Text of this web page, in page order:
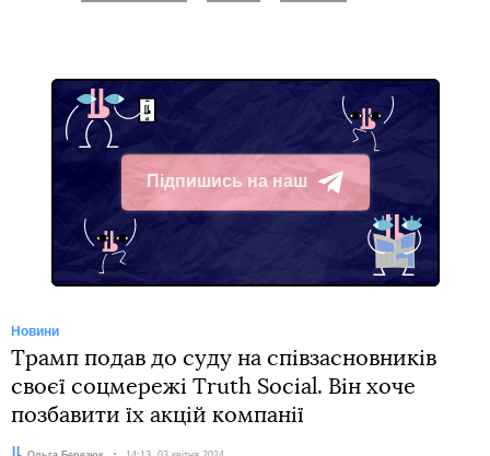
Підпишись на наш
Telegram
Новини
Трамп подав до суду на співзасновників
своєї соцмережі Truth Social. Він хоче
позбавити їх акцій компанії